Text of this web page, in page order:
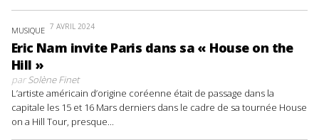
MUSIQUE 7 AVRIL 2024
Eric Nam invite Paris dans sa « House on the
Hill »
parSolène Finet
L’artiste américain d’origine coréenne était de passage dans la
capitale les 15 et 16 Mars derniers dans le cadre de sa tournée House
on a Hill Tour, presque...